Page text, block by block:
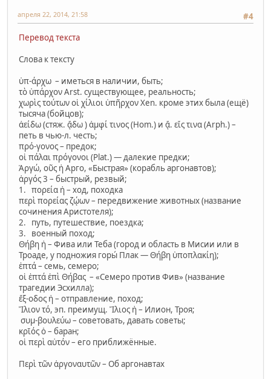
#4
апреля 22, 2014, 21:58
Перевод текста
Слова к тексту
ὑπ-άρχω – иметься в наличии, быть;
τὸ ὑπάρχον Arst. существующее, реальность;
χωρὶς τούτων οἱ χίλιοι ὑπῆρχον Xen. кроме этих была (ещё)
тысяча (бойцов);
ἀείδω (стяж. ᾄδω ) ἀμφί τινος (Hom.) и ᾄ. εἴς τινα (Arph.) –
петь в чью-л. честь;
πρό-γονος – предок;
οἱ πάλαι πρόγονοι (Plat.) — далекие предки;
Ἀργώ, οῦς ἡ Арго, «Быстрая» (корабль аргонавтов);
ἀργός 3 – быстрый, резвый;
1. πορεία ἡ – ход, походка
περὶ πορείας ζῴων – передвижение животных (название
сочинения Аристотеля);
2. путь, путешествие, поездка;
3. военный поход;
Θήβη ἡ – Фива или Теба (город и область в Мисии или в
Троаде, у подножия горы́ Плак — Θήβη ὑποπλακίη);
ἑπτά – семь, семеро;
οἱ ἑπτά ἐπὶ Θήβας – «Семеро против Фив» (название
трагедии Эсхилла);
ἔξ-οδος ἡ – отправление, поход;
Ἴλιον τό, эп. преимущ. Ἴλιος ἡ – Илион, Троя;
συμ-βουλεύω – советовать, давать советы;
κρῑός ὁ – баран;
οἱ περὶ αὐτόν – его приближённые.
Περὶ τῶν ἀργοναυτῶν – Об аргонавтах